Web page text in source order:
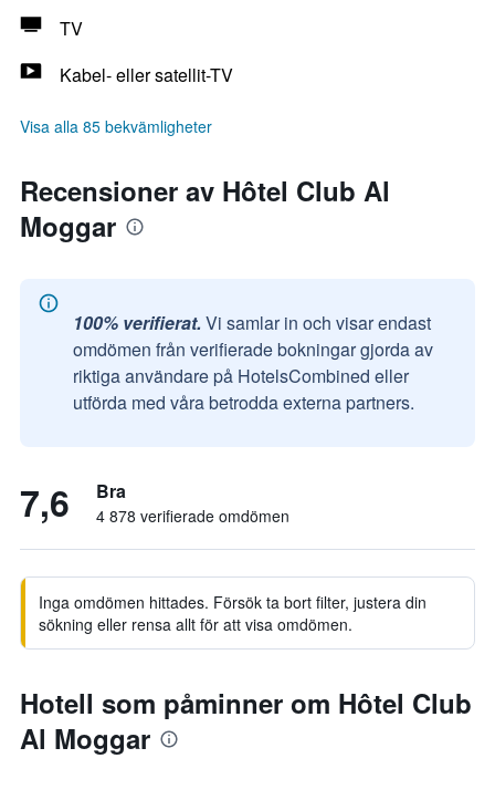
TV
Kabel- eller satellit-TV
Visa alla 85 bekvämligheter
Recensioner av Hôtel Club Al
Moggar
100% verifierat. Vi samlar in och visar endast
omdömen från verifierade bokningar gjorda av
riktiga användare på HotelsCombined eller
utförda med våra betrodda externa partners.
7,6 Bra
4 878 verifierade omdömen
Inga omdömen hittades. Försök ta bort filter, justera din
sökning eller rensa allt för att visa omdömen.
Hotell som påminner om Hôtel Club
Al Moggar